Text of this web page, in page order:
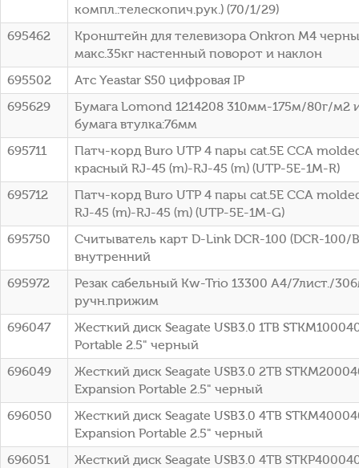
компл.:телескопич.рук.) (70/1/29)
695462
Кронштейн для телевизора Onkron M4
макс.35кг настенный поворот и наклон
695502
Атс Yeastar S50 цифровая IP
695629
Бумага Lomond 1214208 310мм-175м/80г/м2
бумага втулка:76мм
695711
Патч-корд Buro UTP 4 пары cat.5E CCA
красный RJ-45 (m)-RJ-45 (m) (UTP-5E-1M-R)
695712
Патч-корд Buro UTP 4 пары cat.5E CCA
RJ-45 (m)-RJ-45 (m) (UTP-5E-1M-G)
695750
Считыватель карт D-Link DCR-100 (DCR-100/
внутренний
695972
Резак сабельный Kw-Trio 13300 A4/7лист./
ручн.прижим
696047
Жесткий диск Seagate USB3.0 1TB
Portable 2.5" черный
696049
Жесткий диск Seagate USB3.0 2TB
Expansion Portable 2.5" черный
696050
Жесткий диск Seagate USB3.0 4TB
Expansion Portable 2.5" черный
696051
Жесткий диск Seagate USB3.0 4TB